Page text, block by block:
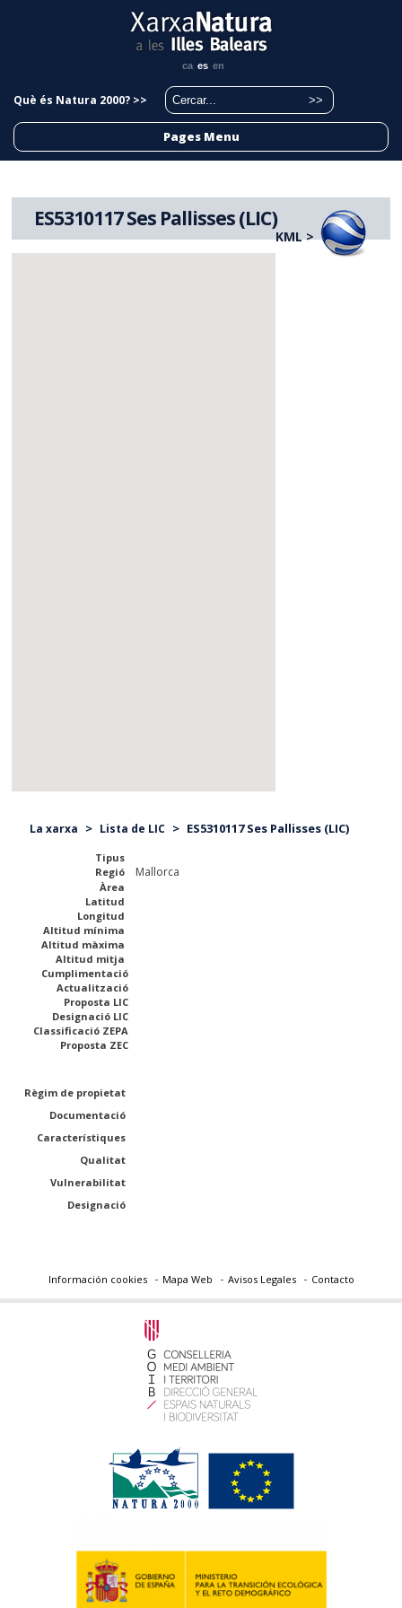
ca es en
Què és Natura 2000? >>
Pages Menu
ES5310117 Ses Pallisses (LIC)
KML >
La xarxa > Lista de LIC > ES5310117 Ses Pallisses (LIC)
Tipus
Regió
Mallorca
Àrea
Latitud
Longitud
Altitud mínima
Altitud màxima
Altitud mitja
Cumplimentació
Actualització
Proposta LIC
Designació LIC
Classificació ZEPA
Proposta ZEC
Règim de propietat
Documentació
Característiques
Qualitat
Vulnerabilitat
Designació
Información cookies Mapa Web Avisos Legales Contacto